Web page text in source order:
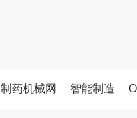
制药机械网 智能制造